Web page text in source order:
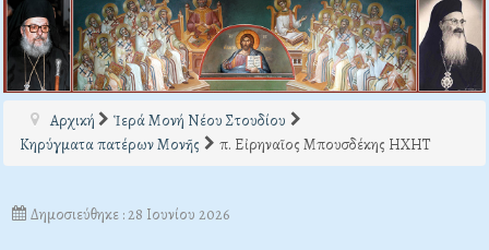
Αρχική
Ἱερά Μονή Νέου Στουδίου
Κηρύγματα πατέρων Μονῆς
π. Εἰρηναῖος Μπουσδέκης ΗΧΗΤ
Δημοσιεύθηκε : 28 Ιουνίου 2026